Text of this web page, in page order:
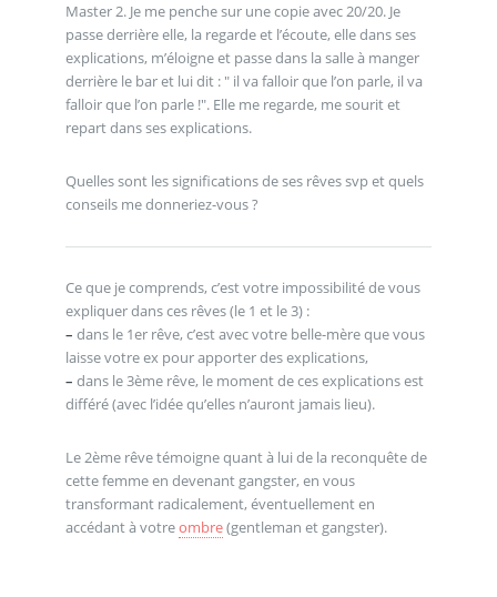
Master 2. Je me penche sur une copie avec 20/20. Je
passe derrière elle, la regarde et l’écoute, elle dans ses
explications, m’éloigne et passe dans la salle à manger
derrière le bar et lui dit : " il va falloir que l’on parle, il va
falloir que l’on parle !". Elle me regarde, me sourit et
repart dans ses explications.
Quelles sont les significations de ses rêves svp et quels
conseils me donneriez-vous ?
Ce que je comprends, c’est votre impossibilité de vous
expliquer dans ces rêves (le 1 et le 3) :
– dans le 1er rêve, c’est avec votre belle-mère que vous
laisse votre ex pour apporter des explications,
– dans le 3ème rêve, le moment de ces explications est
différé (avec l’idée qu’elles n’auront jamais lieu).
Le 2ème rêve témoigne quant à lui de la reconquête de
cette femme en devenant gangster, en vous
transformant radicalement, éventuellement en
accédant à votreombre(gentleman et gangster).